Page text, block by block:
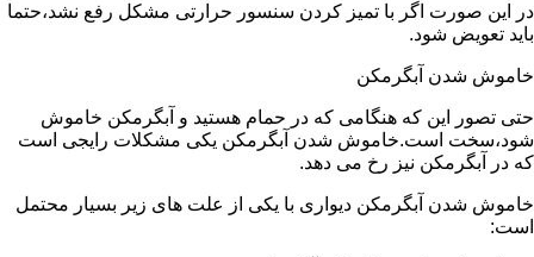
در این صورت اگر با تمیز کردن سنسور حرارتی مشکل رفع نشد،حتما
باید تعویض شود.
خاموش شدن آبگرمکن
حتی تصور این که هنگامی که در حمام هستید و آبگرمکن خاموش
شود،سخت است.خاموش شدن آبگرمکن یکی مشکلات رایجی است
که در آبگرمکن نیز رخ می دهد.
خاموش شدن آبگرمکن دیواری با یکی از علت های زیر بسیار محتمل
است: